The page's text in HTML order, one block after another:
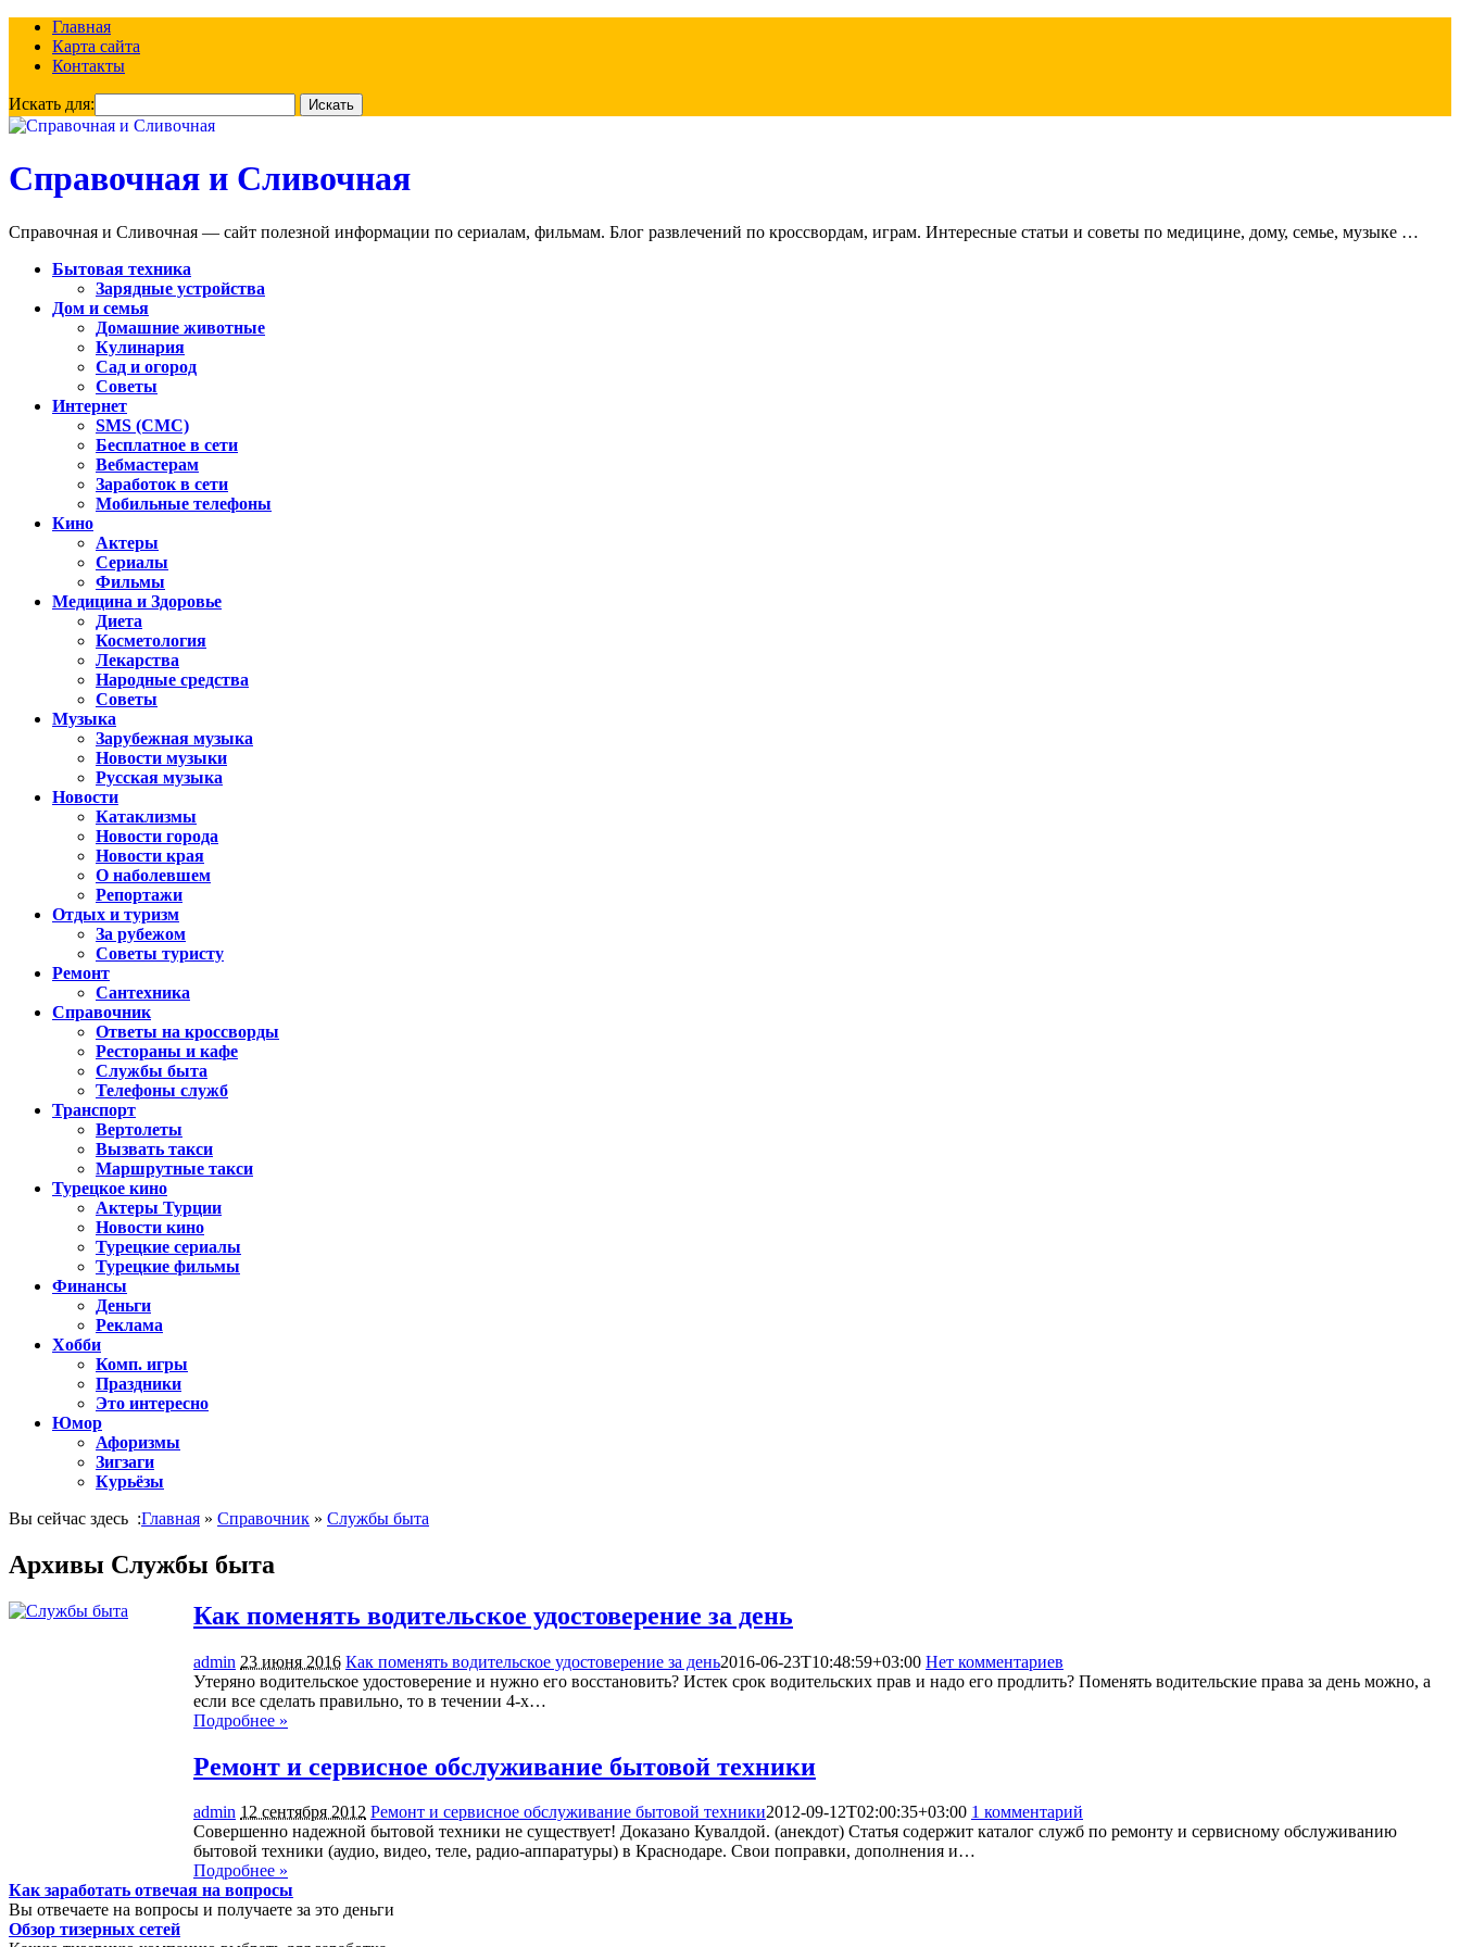
Главная
Карта сайта
Контакты
Искать для:
Справочная и Сливочная
Справочная и Сливочная — сайт полезной информации по сериалам, фильмам. Блог развлечений по кроссвордам, играм. Интересные статьи и советы по медицине, дому, семье, музыке …
Бытовая техника
Зарядные устройства
Дом и семья
Домашние животные
Кулинария
Сад и огород
Советы
Интернет
SMS (СМС)
Бесплатное в сети
Вебмастерам
Заработок в сети
Мобильные телефоны
Кино
Актеры
Сериалы
Фильмы
Медицина и Здоровье
Диета
Косметология
Лекарства
Народные средства
Советы
Музыка
Зарубежная музыка
Новости музыки
Русская музыка
Новости
Катаклизмы
Новости города
Новости края
О наболевшем
Репортажи
Отдых и туризм
За рубежом
Советы туристу
Ремонт
Сантехника
Справочник
Ответы на кроссворды
Рестораны и кафе
Службы быта
Телефоны служб
Транспорт
Вертолеты
Вызвать такси
Маршрутные такси
Турецкое кино
Актеры Турции
Новости кино
Турецкие сериалы
Турецкие фильмы
Финансы
Деньги
Реклама
Хобби
Комп. игры
Праздники
Это интересно
Юмор
Афоризмы
Зигзаги
Курьёзы
Вы сейчас здесь :Главная » Справочник » Службы быта
Архивы Службы быта
Как поменять водительское удостоверение за день
admin 23 июня 2016 Как поменять водительское удостоверение за день2016-06-23T10:48:59+03:00 Нет комментариев
Утеряно водительское удостоверение и нужно его восстановить? Истек срок водительских прав и надо его продлить? Поменять водительские права за день можно, а
если все сделать правильно, то в течении 4-х…
Подробнее »
Ремонт и сервисное обслуживание бытовой техники
admin 12 сентября 2012 Ремонт и сервисное обслуживание бытовой техники2012-09-12T02:00:35+03:00 1 комментарий
Совершенно надежной бытовой техники не существует! Доказано Кувалдой. (анекдот) Статья содержит каталог служб по ремонту и сервисному обслуживанию
бытовой техники (аудио, видео, теле, радио-аппаратуры) в Краснодаре. Свои поправки, дополнения и…
Подробнее »
Как заработать отвечая на вопросы
Вы отвечаете на вопросы и получаете за это деньги
Обзор тизерных сетей